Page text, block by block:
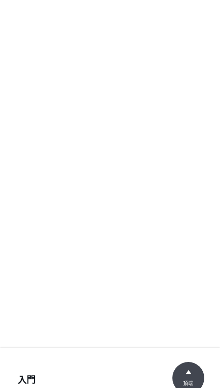
入門 頂端